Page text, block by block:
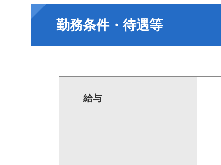
勤務条件・待遇等
給与